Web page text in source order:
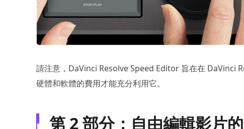
請注意，DaVinci Resolve Speed Editor 旨在在 DaVinci
硬體和軟體的費用才能充分利用它。
第 2 部分：自由編輯影片